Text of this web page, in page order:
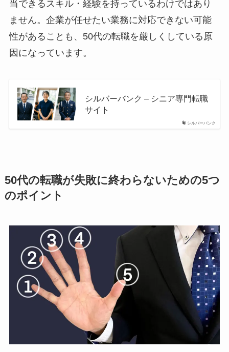
当できるスキル・経験を持っているわけではあり
ません。企業が任せたい業務に対応できない可能
性があることも、50代の転職を厳しくしている原
因になっています。
シルバーバンク
シルバーバンク – シニア専門転職
サイト
50代の転職が失敗に終わらないための5つ
のポイント